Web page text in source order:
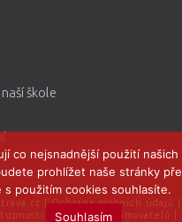
škole
|Ochrana osobních údajů
Ochrana oznamovatelů
co nejsnadnější použití
prohlížet naše stránky
s použitím cookies souhlasíte.
Souhlasím